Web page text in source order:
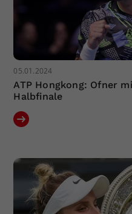
05.01.2024
ATP Hongkong: Ofner
Halbfinale